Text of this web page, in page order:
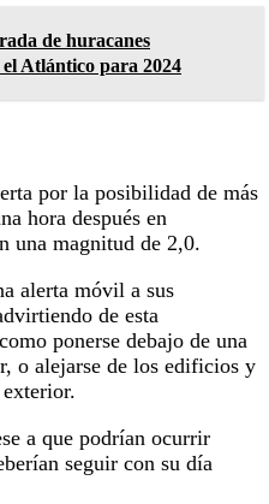
de huracanes
Atlántico para 2024
por la posibilidad de más
hora después en
una magnitud de 2,0.
alerta móvil a sus
de esta
ponerse debajo de una
o alejarse de los edificios y
a que podrían ocurrir
seguir con su día